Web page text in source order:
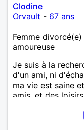
Clodine
Orvault - 67 ans
Femme
amoureuse
Je suis à la
d'un ami, ni
ma vie est saine
amis, et des
rencontrer un
recherche une